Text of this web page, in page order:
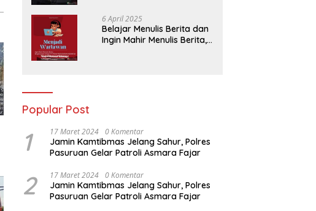
Cluster Lotus
6 April 2025
Belajar Menulis Berita dan
Ingin Mahir Menulis Berita,
Popular Post
1 17 Maret 2024 0 Komentar
Jamin Kamtibmas Jelang Sahur, Polres
Pasuruan Gelar Patroli Asmara Fajar
2 17 Maret 2024 0 Komentar
Jamin Kamtibmas Jelang Sahur, Polres
Pasuruan Gelar Patroli Asmara Fajar